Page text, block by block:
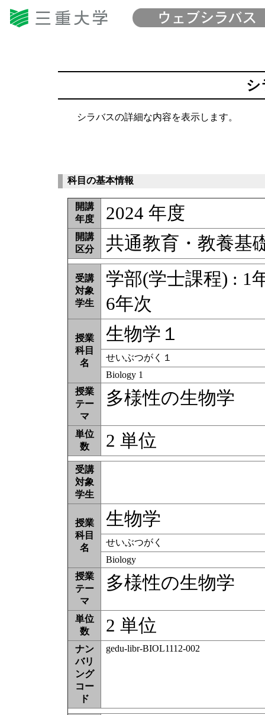
シ
シラバスの詳細な内容を表示します。
科目の基本情報
開講
年度
2024 年度
開講
区分
共通教育・教養基
受講
対象
学生
学部(学士課程) : 1
6年次
授業
科目
名
生物学１
せいぶつがく１
Biology 1
授業
テー
マ
多様性の生物学
単位
数
2 単位
受講
対象
学生
授業
科目
名
生物学
せいぶつがく
Biology
授業
テー
マ
多様性の生物学
単位
数
2 単位
ナン
バリ
ング
コー
ド
gedu-libr-BIOL1112-002